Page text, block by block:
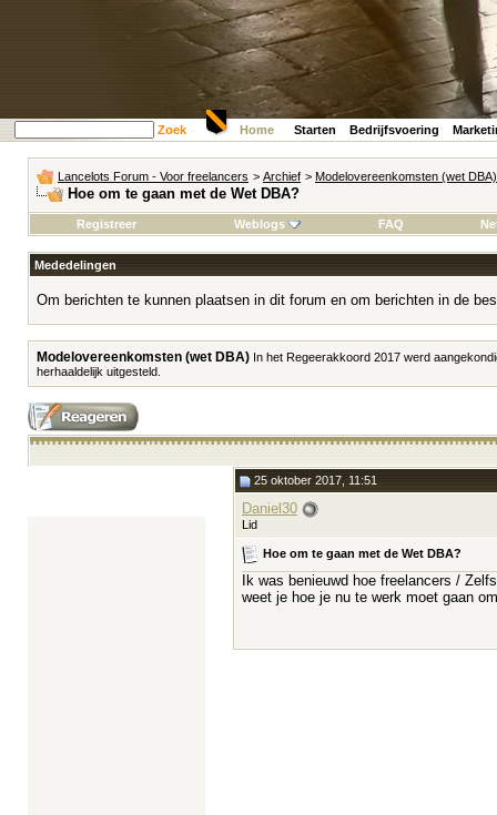
Zoek Home Starten Bedrijfsvoering
Lancelots Forum - Voor freelancers > Archief > Modelovereenkomsten (wet DBA)
Hoe om te gaan met de Wet DBA?
Registreer Weblogs FAQ
Mededelingen
Om berichten te kunnen plaatsen in dit forum en om berichten in de
Modelovereenkomsten (wet DBA) In het Regeerakkoord 2017 werd
herhaaldelijk uitgesteld.
25 oktober 2017, 11:51
Daniel30
Lid
Hoe om te gaan met de Wet DBA?
Ik was benieuwd hoe freelancers /
weet je hoe je nu te werk moet gaan